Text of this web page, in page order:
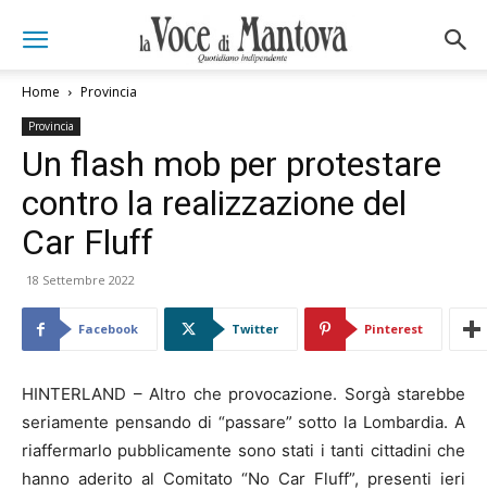
Home Provincia
Provincia
Un flash mob per protestare
contro la realizzazione del
Car Fluff
18 Settembre 2022
Facebook Twitter Pinterest
HINTERLAND – Altro che provocazione. Sorgà starebbe
seriamente pensando di “passare” sotto la Lombardia. A
riaffermarlo pubblicamente sono stati i tanti cittadini che
hanno aderito al Comitato “No Car Fluff”, presenti ieri